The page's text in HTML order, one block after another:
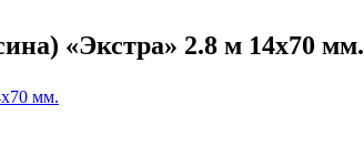
«Экстра» 2.8 м 14х70 мм.